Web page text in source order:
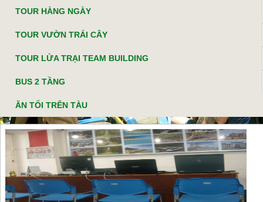
TOUR HÀNG NGÀY
TOUR VƯỜN TRÁI CÂY
TOUR LỬA TRẠI TEAM BUILDING
BUS 2 TẦNG
ĂN TỐI TRÊN TÀU